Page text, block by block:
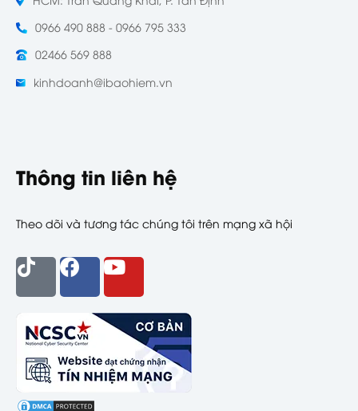
0966 490 888 - 0966 795 333
02466 569 888
kinhdoanh@ibaohiem.vn
Thông tin liên hệ
Theo dõi và tương tác chúng tôi trên mạng xã hội